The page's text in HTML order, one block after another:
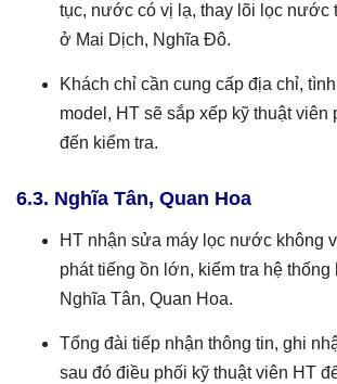
tục, nước có vị lạ, thay lõi lọc nước
ở Mai Dịch, Nghĩa Đô.
Khách chỉ cần cung cấp địa chỉ,
model, HT sẽ sắp xếp kỹ thuật
đến kiểm tra.
6.3. Nghĩa Tân, Quan Hoa
HT nhận sửa máy lọc nước không
phát tiếng ồn lớn, kiểm tra hệ thống
Nghĩa Tân, Quan Hoa.
Tổng đài tiếp nhận thông tin, ghi
sau đó điều phối kỹ thuật viên HT